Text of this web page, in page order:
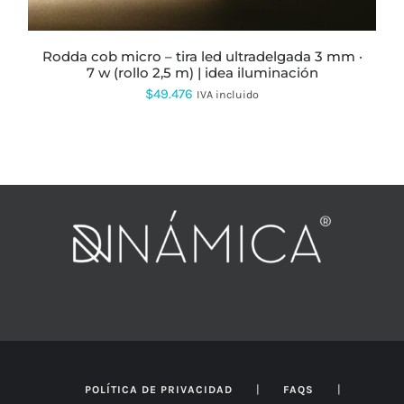
ELEGIR
PÁGINA
DE
PRODUCTO
rodda cob micro – tira led ultradelgada 3 mm ·
7 w (rollo 2,5 m) | idea iluminación
$49.476 IVA incluido
POLÍTICA DE PRIVACIDAD | FAQS |